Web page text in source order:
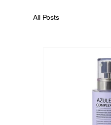
All Posts